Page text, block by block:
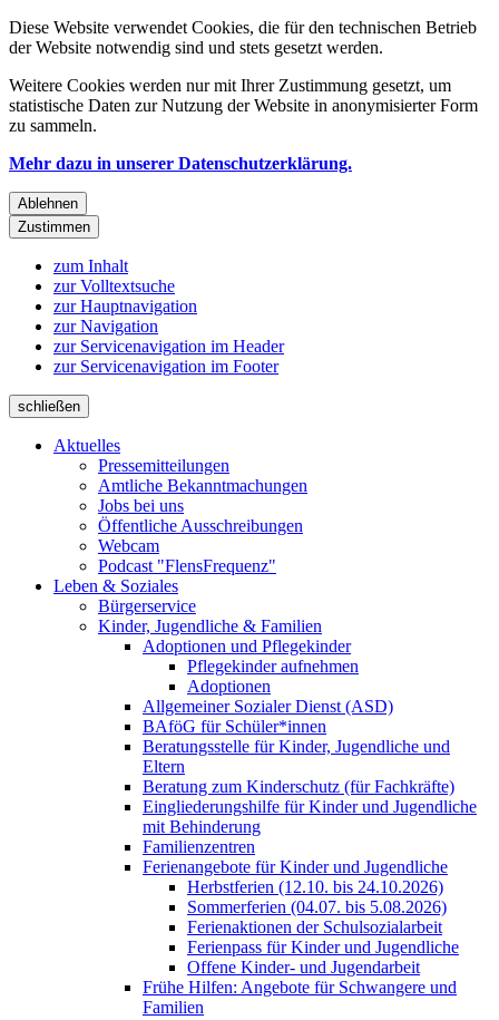
Diese Website verwendet Cookies, die für den technischen Betrieb
der Website notwendig sind und stets gesetzt werden.
Weitere Cookies werden nur mit Ihrer Zustimmung gesetzt, um
statistische Daten zur Nutzung der Website in anonymisierter Form
zu sammeln.
Mehr dazu in unserer Datenschutzerklärung.
Ablehnen
Zustimmen
zum Inhalt
zur Volltextsuche
zur Hauptnavigation
zur Navigation
zur Servicenavigation im Header
zur Servicenavigation im Footer
schließen
Aktuelles
Pressemitteilungen
Amtliche Bekanntmachungen
Jobs bei uns
Öffentliche Ausschreibungen
Webcam
Podcast "FlensFrequenz"
Leben & Soziales
Bürgerservice
Kinder, Jugendliche & Familien
Adoptionen und Pflegekinder
Pflegekinder aufnehmen
Adoptionen
Allgemeiner Sozialer Dienst (ASD)
BAföG für Schüler*innen
Beratungsstelle für Kinder, Jugendliche und
Eltern
Beratung zum Kinderschutz (für Fachkräfte)
Eingliederungshilfe für Kinder und Jugendliche
mit Behinderung
Familienzentren
Ferienangebote für Kinder und Jugendliche
Herbstferien (12.10. bis 24.10.2026)
Sommerferien (04.07. bis 5.08.2026)
Ferienaktionen der Schulsozialarbeit
Ferienpass für Kinder und Jugendliche
Offene Kinder- und Jugendarbeit
Frühe Hilfen: Angebote für Schwangere und
Familien